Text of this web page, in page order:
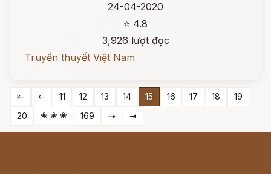
24-04-2020
⭐ 4.8
3,926 lượt đọc
Truyền thuyết Việt Nam
⇤ ⇠ 11 12 13 14 15 16 17 18
19
20
❀ ❀ ❀ 169 ⇢ ⇥